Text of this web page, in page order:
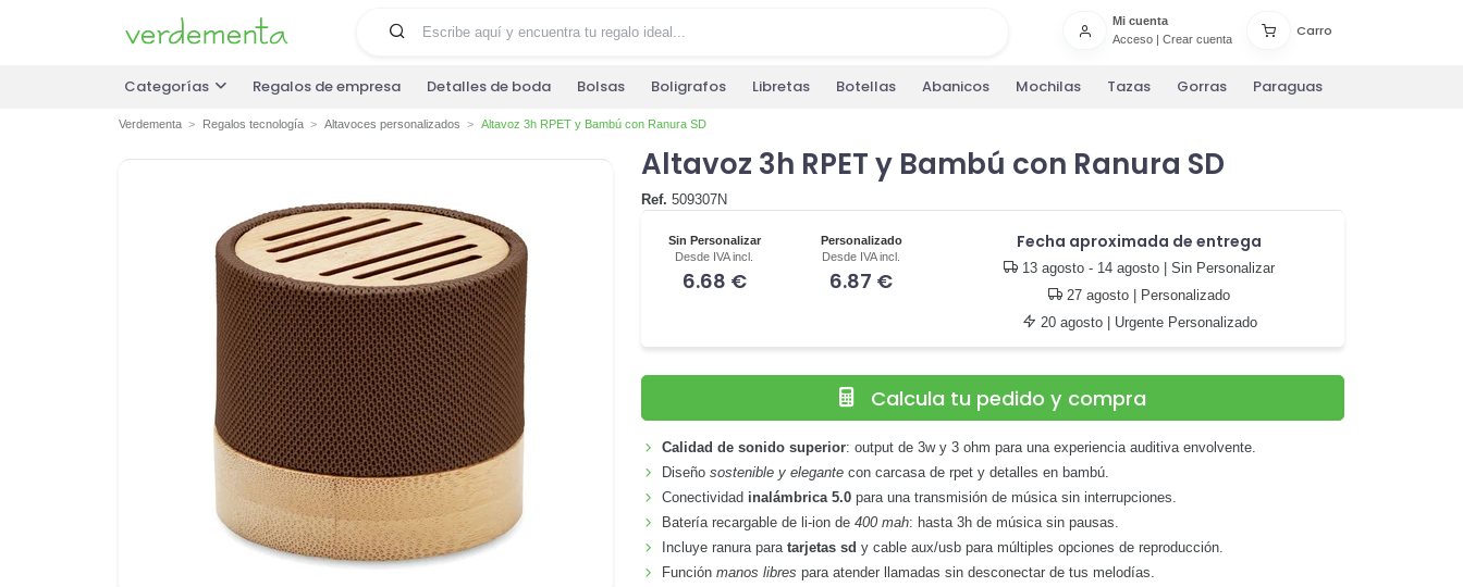
Mi cuenta
Acceso| Crear cuenta
Carro
Categorías Regalos de empresa Detalles de boda Bolsas Boligrafos Libretas Botellas Abanicos Mochilas Tazas Gorras Paraguas
Verdementa Regalos tecnología Altavoces personalizados Altavoz 3h RPET y Bambú con Ranura SD
Altavoz 3h RPET y Bambú con Ranura SD
Ref. 509307N
Sin Personalizar
Desde IVA incl.
6.68 €
Personalizado
Desde IVA incl.
6.87 €
Fecha aproximada de entrega
13 agosto - 14 agosto | Sin Personalizar
27 agosto | Personalizado
20 agosto| Urgente Personalizado
Calcula tu pedido y compra
Calidad de sonido superior: output de 3w y 3 ohm para una experiencia auditiva envolvente.
Diseñosostenible y elegante con carcasa de rpet y detalles en bambú.
Conectividad inalámbrica 5.0 para una transmisión de música sin interrupciones.
Batería recargable de li-ion de400 mah: hasta 3h de música sin pausas.
Incluye ranura paratarjetas sd y cable aux/usb para múltiples opciones de reproducción.
Funciónmanos libres para atender llamadas sin desconectar de tus melodías.